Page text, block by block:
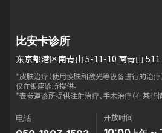
比安卡诊所
东京都港区南青山 5-11-10 南青山 511
*皮肤治疗（使用换肤和激光等设备进行的治疗
仅在银座诊所提供。
*表参道诊所提供注射治疗、手术治疗（在某些
电话 开放时间